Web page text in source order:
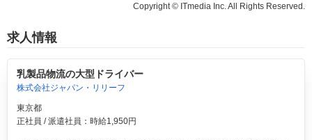
Copyright © ITmedia Inc. All Rights Reserved.
求人情報
乳製品物流の大型ドライバー
株式会社ジャパン・リリーフ
東京都
正社員 / 派遣社員：時給1,950円